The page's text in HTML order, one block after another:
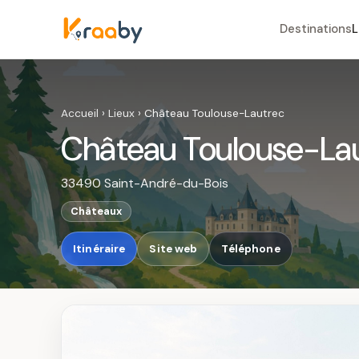
Destinations
Accueil › Lieux › Château Toulouse-Lautrec
Château Toulouse-
33490 Saint-André-du-Bois
Châteaux
Itinéraire Site web Téléphone